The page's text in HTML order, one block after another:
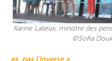
Karine Lalieux, ministre des
©Sofia
es, pas l’inverse »